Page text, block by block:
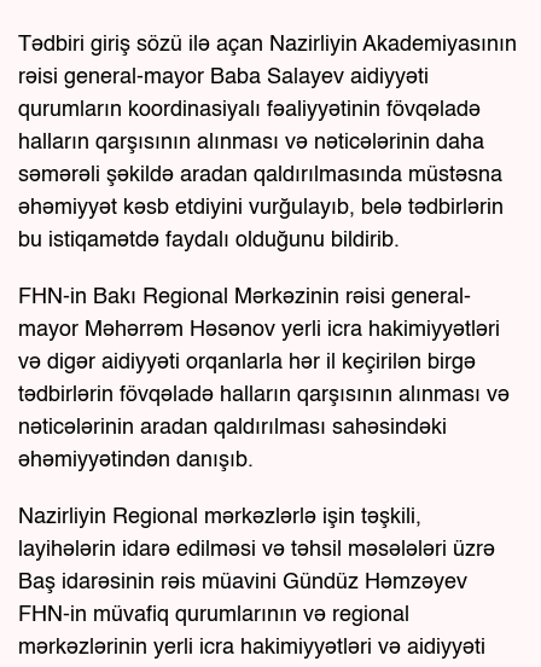
Tədbiri giriş sözü ilə açan Nazirliyin Akademiyasının
rəisi general-mayor Baba Salayev aidiyyəti
qurumların koordinasiyalı fəaliyyətinin fövqəladə
halların qarşısının alınması və nəticələrinin daha
səmərəli şəkildə aradan qaldırılmasında müstəsna
əhəmiyyət kəsb etdiyini vurğulayıb, belə tədbirlərin
bu istiqamətdə faydalı olduğunu bildirib.
FHN-in Bakı Regional Mərkəzinin rəisi general-
mayor Məhərrəm Həsənov yerli icra hakimiyyətləri
və digər aidiyyəti orqanlarla hər il keçirilən birgə
tədbirlərin fövqəladə halların qarşısının alınması və
nəticələrinin aradan qaldırılması sahəsindəki
əhəmiyyətindən danışıb.
Nazirliyin Regional mərkəzlərlə işin təşkili,
layihələrin idarə edilməsi və təhsil məsələləri üzrə
Baş idarəsinin rəis müavini Gündüz Həmzəyev
FHN-in müvafiq qurumlarının və regional
mərkəzlərinin yerli icra hakimiyyətləri və aidiyyəti